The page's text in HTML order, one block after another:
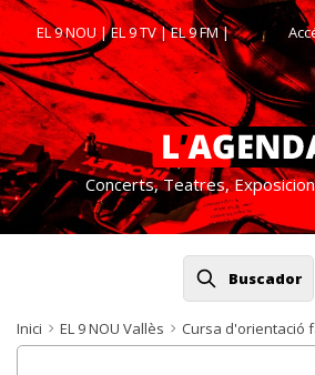
EL 9 NOU|EL 9 TV|EL 9 FM|
Concerts, Teatres,
Buscador
Inici EL 9 NOU Vallès Cursa d'orientació